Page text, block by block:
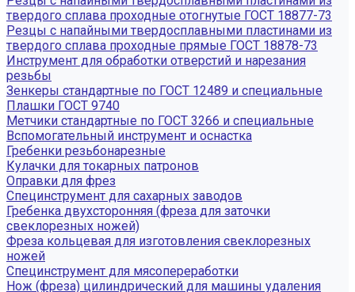
твердого сплава проходные отогнутые ГОСТ 18877-73
Резцы с напайными твердосплавными пластинами из
твердого сплава проходные прямые ГОСТ 18878-73
Инструмент для обработки отверстий и нарезания
резьбы
Зенкеры стандартные по ГОСТ 12489 и специальные
Плашки ГОСТ 9740
Метчики стандартные по ГОСТ 3266 и специальные
Вспомогательный инструмент и оснастка
Гребенки резьбонарезные
Кулачки для токарных патронов
Оправки для фрез
Специнструмент для сахарных заводов
Гребенка двухсторонняя (фреза для заточки
свеклорезных ножей)
Фреза кольцевая для изготовления свеклорезных
ножей
Специнструмент для мясопереработки
Нож (фреза) цилиндрический для машины удаления